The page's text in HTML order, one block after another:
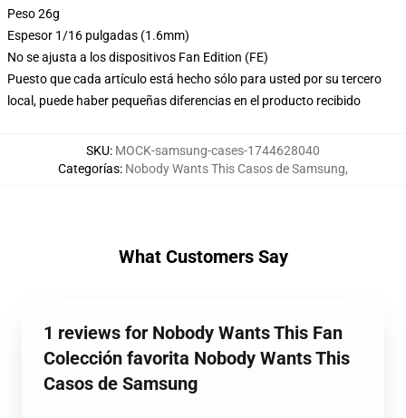
Peso 26g
Espesor 1/16 pulgadas (1.6mm)
No se ajusta a los dispositivos Fan Edition (FE)
Puesto que cada artículo está hecho sólo para usted por su tercero
local, puede haber pequeñas diferencias en el producto recibido
SKU: MOCK-samsung-cases-1744628040
Categorías: Nobody Wants This Casos de Samsung,
What Customers Say
1 reviews for Nobody Wants This Fan
Colección favorita Nobody Wants This
Casos de Samsung